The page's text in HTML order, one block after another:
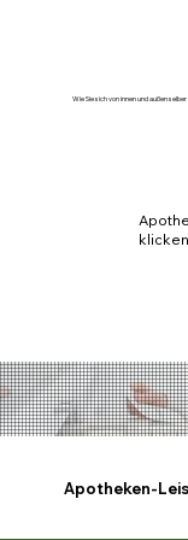
Wie Sie sich von innen und außen
Apotheken-